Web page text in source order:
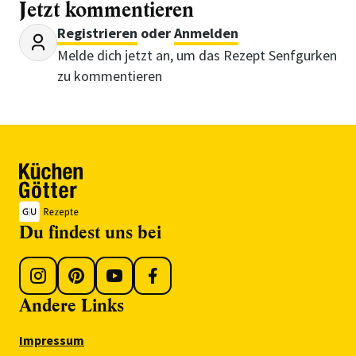
Jetzt kommentieren
Registrieren oderAnmelden
Melde dich jetzt an, um das Rezept Senfgurken
zu kommentieren
Du findest uns bei
Andere Links
Impressum